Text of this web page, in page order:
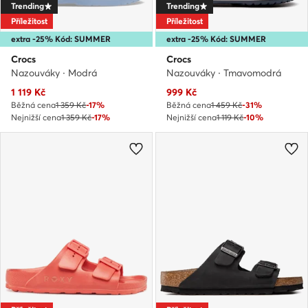
extra -25% Kód: SUMMER
Trending
Příležitost
Crocs
Nazouváky · Modrá
Aktuální cena
1 119 Kč
Běžná cena1 359 Kč-17%
Nejnižší cena1 359 Kč-17%
extra -25% Kód: SUMMER
Trending
Příležitost
Crocs
Nazouváky · Tmavomodrá
Aktuální cena
999 Kč
Běžná cena1 459 Kč-31%
Nejnižší cena1 119 Kč-10%